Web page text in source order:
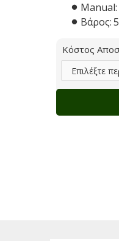
Manual:
Βάρος:
Κόστος